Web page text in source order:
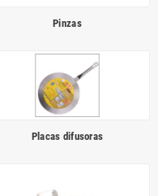
Pinzas
Placas difusoras